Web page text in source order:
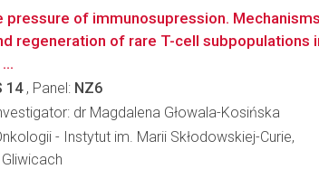
pressure of immunosupression. Mechanisms
regeneration of rare T-cell subpopulations
14, Panel: NZ6
dr Magdalena Głowala-Kosińska
- Instytut im. Marii Skłodowskiej-Curie,